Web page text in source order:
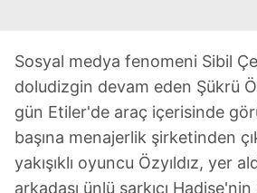
Sosyal medya fenomeni Sibil
doludizgin devam eden Şükrü
gün Etiler'de araç içerisinde
başına menajerlik şirketinden
yakışıklı oyuncu Özyıldız, yer
arkadaşı ünlü şarkıcı